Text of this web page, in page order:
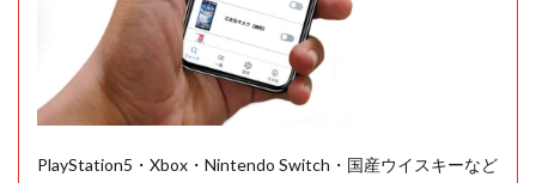
PlayStation5・Xbox・Nintendo Switch・国産ウイスキーなど